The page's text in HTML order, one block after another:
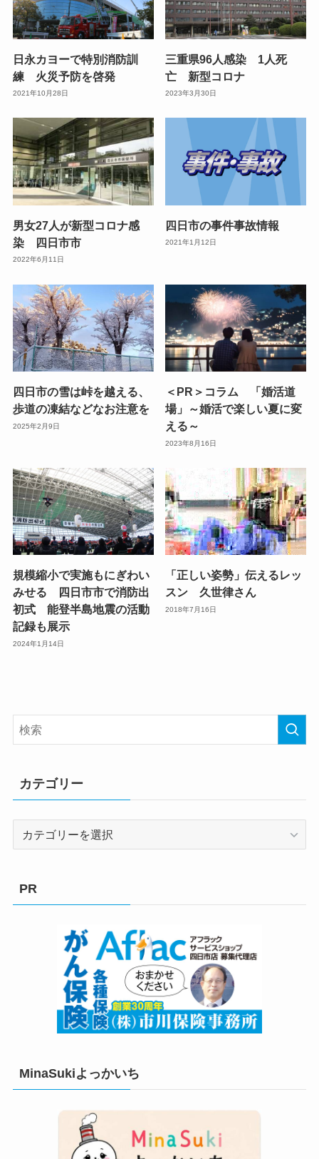
日永カヨーで特別消防訓
練 火災予防を啓発
2021年10月28日
三重県96人感染 1人死
亡 新型コロナ
2023年3月30日
男女27人が新型コロナ感
染 四日市市
2022年6月11日
四日市の事件事故情報
2021年1月12日
四日市の雪は峠を越える、
歩道の凍結などなお注意を
2025年2月9日
＜PR＞コラム 「婚活道
場」～婚活で楽しい夏に変
える～
2023年8月16日
規模縮小で実施もにぎわい
みせる 四日市市で消防出
初式 能登半島地震の活動
記録も展示
2024年1月14日
「正しい姿勢」伝えるレッ
スン 久世律さん
2018年7月16日
カテゴリー
PR
MinaSukiよっかいち